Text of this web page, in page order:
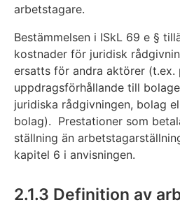
arbetstagare.
Bestämmelsen i ISkL 69 e §
kostnader för juridisk
ersatts för andra aktörer (t.ex.
uppdragsförhållande till
juridiska rådgivningen, bolag
bolag). Prestationer som
ställning än
kapitel 6 i anvisningen.
2.1.3 Definition av